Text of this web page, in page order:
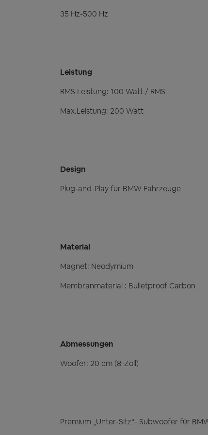
35 Hz-500 Hz
Leistung
RMS Leistung: 100 Watt / RMS
Max.Leistung: 200 Watt
Design
Plug-and-Play für BMW Fahrzeuge
Material
Magnet: Neodymium
Membranmaterial : Bulletproof Carbon
Abmessungen
Woofer: 20 cm (8-Zoll)
Premium „Unter-Sitz“- Subwoofer für